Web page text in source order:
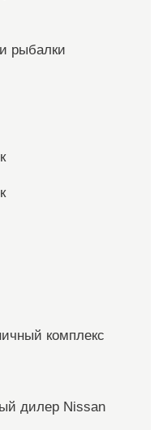
рыбалки
комплекс
дилер Nissan